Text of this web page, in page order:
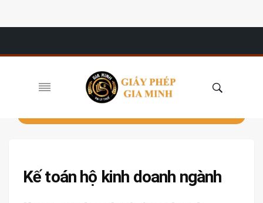
Kế toán hộ kinh doanh ngành